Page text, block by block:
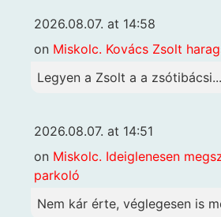
2026.08.07. at 14:58
on Miskolc. Kovács Zsolt
Legyen a Zsolt a a zsótibácsi...
2026.08.07. at 14:51
on Miskolc. Ideiglenesen
parkoló
Nem kár érte, véglegesen is